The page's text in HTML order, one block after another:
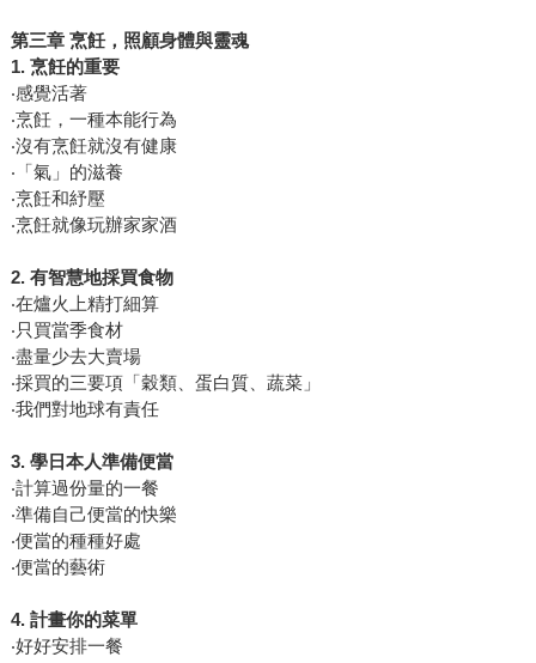
第三章 烹飪，照顧身體與靈魂
1. 烹飪的重要
‧感覺活著
‧烹飪，一種本能行為
‧沒有烹飪就沒有健康
‧「氣」的滋養
‧烹飪和紓壓
‧烹飪就像玩辦家家酒
2. 有智慧地採買食物
‧在爐火上精打細算
‧只買當季食材
‧盡量少去大賣場
‧採買的三要項「穀類、蛋白質、蔬菜」
‧我們對地球有責任
3. 學日本人準備便當
‧計算過份量的一餐
‧準備自己便當的快樂
‧便當的種種好處
‧便當的藝術
4. 計畫你的菜單
‧好好安排一餐